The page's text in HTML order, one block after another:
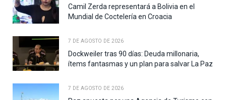
Camil Zerda representará a Bolivia en el
Mundial de Coctelería en Croacia
7 DE AGOSTO DE 2026
Dockweiler tras 90 días: Deuda millonaria,
ítems fantasmas y un plan para salvar La Paz
7 DE AGOSTO DE 2026